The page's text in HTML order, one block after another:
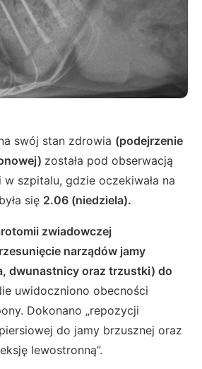
swój stan zdrowia (podejrzenie
została pod obserwacją
szpitalu, gdzie oczekiwała na
się 2.06 (niedziela).
zwiadowczej
narządów jamy
dwunastnicy oraz trzustki) do
uwidoczniono obecności
Dokonano „repozycji
do jamy brzusznej oraz
lewostronną”.